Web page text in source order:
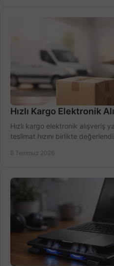
Hızlı Kargo Elektronik
Hızlı kargo elektronik alışveriş
teslimat hızını birlikte
8 Temmuz 2026